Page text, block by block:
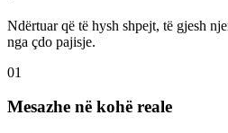
Ndërtuar që të hysh shpejt, të gjesh
nga çdo pajisje.
01
Mesazhe në kohë reale